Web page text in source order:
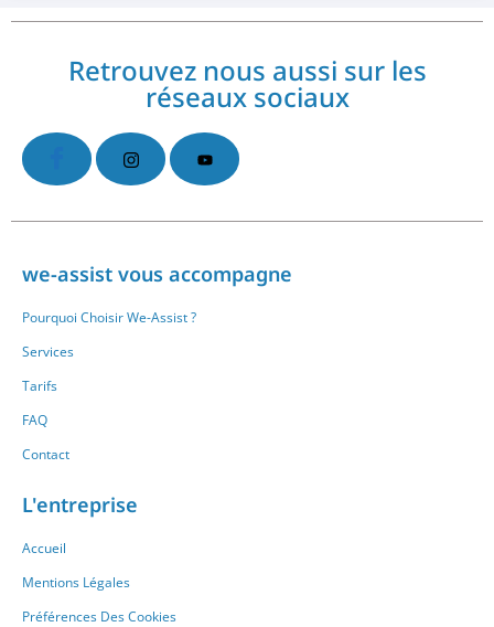
Retrouvez nous aussi sur les
réseaux sociaux
we-assist vous accompagne
Pourquoi Choisir We-Assist ?
Services
Tarifs
FAQ
Contact
L'entreprise
Accueil
Mentions Légales
Préférences Des Cookies